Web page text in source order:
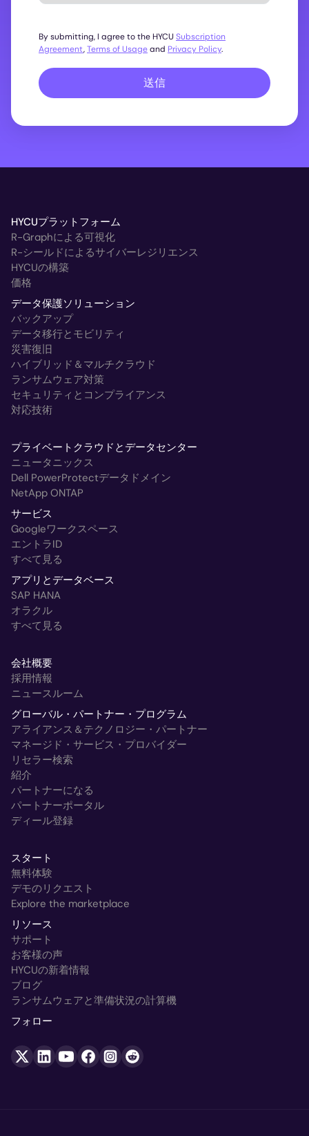
By submitting, I agree to the HYCU Subscription
Agreement,Terms of Usageand Privacy Policy.
送信
HYCUプラットフォーム
R-Graphによる可視化
R-シールドによるサイバーレジリエンス
HYCUの構築
価格
データ保護ソリューション
バックアップ
データ移行とモビリティ
災害復旧
ハイブリッド＆マルチクラウド
ランサムウェア対策
セキュリティとコンプライアンス
対応技術
プライベートクラウドとデータセンター
ニュータニックス
Dell PowerProtectデータドメイン
NetApp ONTAP
サービス
Googleワークスペース
エントラID
すべて見る
アプリとデータベース
SAP HANA
オラクル
すべて見る
会社概要
採用情報
ニュースルーム
グローバル・パートナー・プログラム
アライアンス＆テクノロジー・パートナー
マネージド・サービス・プロバイダー
リセラー検索
紹介
パートナーになる
パートナーポータル
ディール登録
スタート
無料体験
デモのリクエスト
Explore the marketplace
リソース
サポート
お客様の声
HYCUの新着情報
ブログ
ランサムウェアと準備状況の計算機
フォロー